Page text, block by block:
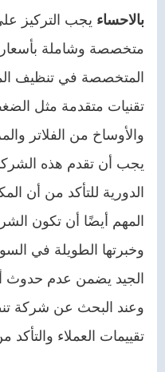
بالاحساء يجب التركيز
متخصصة وشاملة
المتخصصة في تنظيف
تقنيات متقدمة مثل الضغط
والأوساخ من الفلاتر
يجب أن تقدم هذه
الدورية للتأكد من أن
المهم أيضًا أن تكون
وخبرتها الطويلة في
الجيد يضمن عدم حدوث
وعند البحث عن شركة
تقييمات العملاء